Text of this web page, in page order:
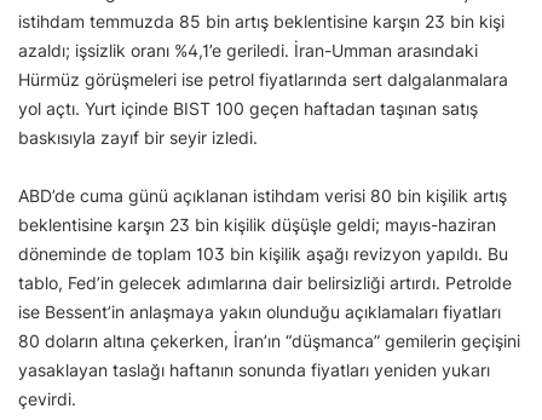
istihdam temmuzda 85 bin artış beklentisine karşın 23 bin kişi
azaldı; işsizlik oranı %4,1’e geriledi. İran-Umman arasındaki
Hürmüz görüşmeleri ise petrol fiyatlarında sert dalgalanmalara
yol açtı. Yurt içinde BIST 100 geçen haftadan taşınan satış
baskısıyla zayıf bir seyir izledi.
ABD’de cuma günü açıklanan istihdam verisi 80 bin kişilik artış
beklentisine karşın 23 bin kişilik düşüşle geldi; mayıs-haziran
döneminde de toplam 103 bin kişilik aşağı revizyon yapıldı. Bu
tablo, Fed’in gelecek adımlarına dair belirsizliği artırdı. Petrolde
ise Bessent’in anlaşmaya yakın olunduğu açıklamaları fiyatları
80 doların altına çekerken, İran’ın “düşmanca” gemilerin geçişini
yasaklayan taslağı haftanın sonunda fiyatları yeniden yukarı
çevirdi.